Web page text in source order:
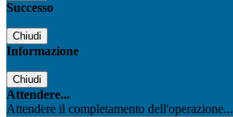
Successo
Chiudi
Informazione
Chiudi
Attendere...
Attendere il completamento dell'operazione...